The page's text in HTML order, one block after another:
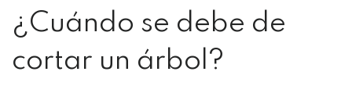
¿Cuándo se debe de
cortar un árbol?